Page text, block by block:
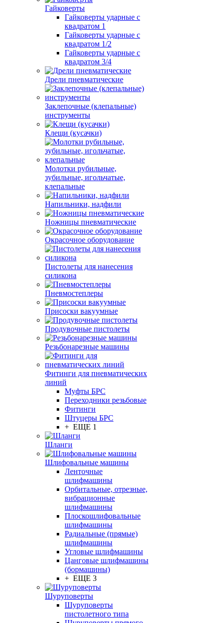
Гайковерты
Гайковерты ударные с
квадратом 1
Гайковерты ударные с
квадратом 1/2
Гайковерты ударные с
квадратом 3/4
Дрели пневматические
Заклепочные (клепальные)
инструменты
Клещи (кусачки)
Молотки рубильные,
зубильные, игольчатые,
клепальные
Напильники, надфили
Ножницы пневматические
Окрасочное оборудование
Пистолеты для нанесения
силикона
Пневмостеплеры
Присоски вакуумные
Продувочные пистолеты
Резьбонарезные машины
Фитинги для пневматических
линий
Муфты БРС
Переходники резьбовые
Фитинги
Штуцеры БРС
+ ЕЩЕ 1
Шланги
Шлифовальные машины
Ленточные
шлифмашины
Орбитальные, отрезные,
вибрационные
шлифмашины
Плоскошлифовальные
шлифмашины
Радиальные (прямые)
шлифмашины
Угловые шлифмашины
Цанговые шлифмашины
(бормашины)
+ ЕЩЕ 3
Шуруповерты
Шуруповерты
пистолетного типа